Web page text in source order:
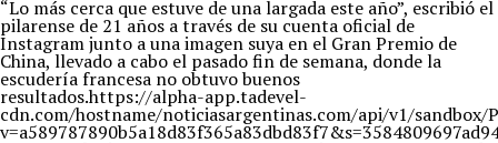
“Lo más cerca que estuve de una largada este año”, escribió el
pilarense de 21 años a través de su cuenta oficial de
Instagram junto a una imagen suya en el Gran Premio de
China, llevado a cabo el pasado fin de semana, donde la
escudería francesa no obtuvo buenos
resultados.https://alpha-app.tadevel-
cdn.com/hostname/noticiasargentinas.com/api/v1/sandbox/